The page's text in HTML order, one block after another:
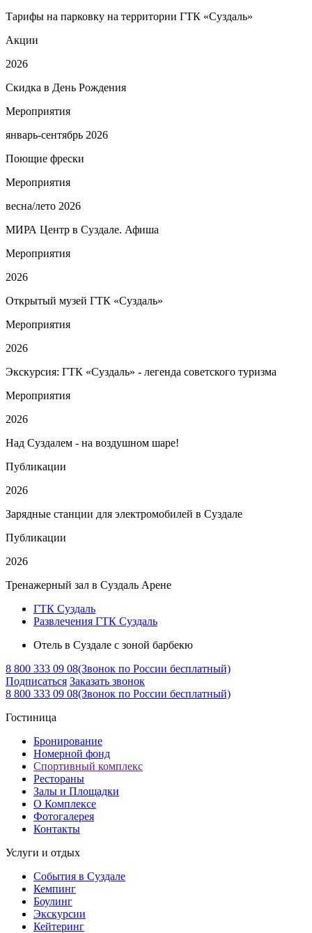
Тарифы на парковку на территории ГТК «Суздаль»
Акции
2026
Скидка в День Рождения
Мероприятия
январь-сентябрь 2026
Поющие фрески
Мероприятия
весна/лето 2026
МИРА Центр в Суздале. Афиша
Мероприятия
2026
Открытый музей ГТК «Суздаль»
Мероприятия
2026
Экскурсия: ГТК «Суздаль» - легенда советского туризма
Мероприятия
2026
Над Суздалем - на воздушном шаре!
Публикации
2026
Зарядные станции для электромобилей в Суздале
Публикации
2026
Тренажерный зал в Суздаль Арене
ГТК Суздаль
Развлечения ГТК Суздаль
Отель в Суздале с зоной барбекю
8 800 333 09 08(Звонок по России бесплатный)
Подписаться Заказать звонок
8 800 333 09 08(Звонок по России бесплатный)
Гостиница
Бронирование
Номерной фонд
Спортивный комплекс
Рестораны
Залы и Площадки
О Комплексе
Фотогалерея
Контакты
Услуги и отдых
События в Суздале
Кемпинг
Боулинг
Экскурсии
Кейтеринг